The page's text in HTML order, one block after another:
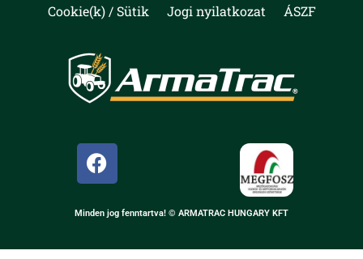
Cookie(k) / Sütik
Jogi nyilatkozat ÁSZF
Minden jog fenntartva! © ARMATRAC HUNGARY KFT